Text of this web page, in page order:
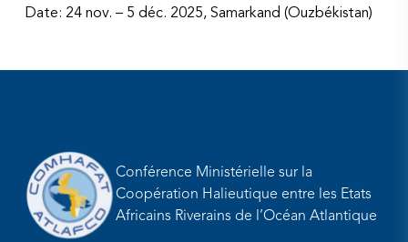
Date: 24 nov. – 5 déc. 2025, Samarkand (Ouzbékistan)
Conférence Ministérielle sur la
Coopération Halieutique entre les Etats
Africains Riverains de l’Océan Atlantique